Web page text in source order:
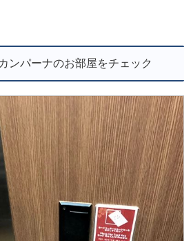
ンパーナのお部屋をチェック